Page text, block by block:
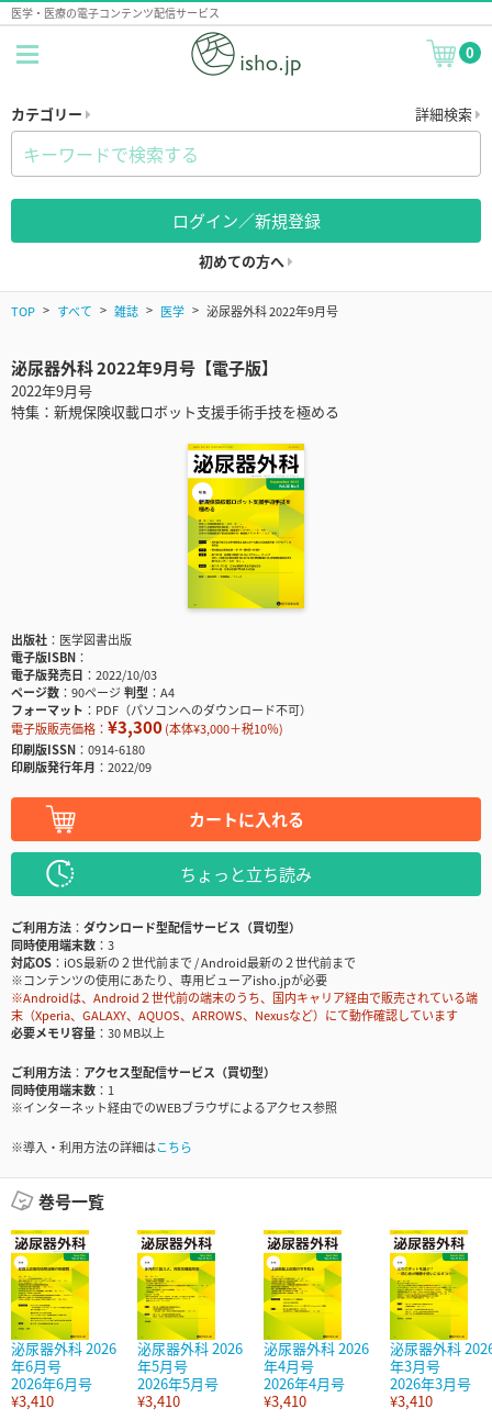
医学・医療の電子コンテンツ配信サービス
0
カテゴリー 詳細検索
ログイン／新規登録
初めての方へ
TOP すべて 雑誌 医学 泌尿器外科 2022年9月号
泌尿器外科 2022年9月号【電子版】
2022年9月号
特集：新規保険収載ロボット支援手術手技を極める
出版社
医学図書出版
電子版ISBN
電子版発売日
2022/10/03
ページ数
90ページ判型
A4
フォーマット
PDF（パソコンへのダウンロード不可）
電子版販売価格： ¥3,300(本体¥3,000＋税10％)
印刷版ISSN
0914-6180
印刷版発行年月
2022/09
カートに入れる
ちょっと立ち読み
ご利用方法
ダウンロード型配信サービス（買切型）
同時使用端末数
3
対応OS
iOS最新の２世代前まで / Android最新の２世代前まで
※コンテンツの使用にあたり、専用ビューアisho.jpが必要
※Androidは、Android２世代前の端末のうち、国内キャリア経由で販売されている端
末（Xperia、GALAXY、AQUOS、ARROWS、Nexusなど）にて動作確認しています
必要メモリ容量
30 MB以上
ご利用方法
アクセス型配信サービス（買切型）
同時使用端末数
1
※インターネット経由でのWEBブラウザによるアクセス参照
※導入・利用方法の詳細はこちら
巻号一覧
泌尿器外科 2026
年6月号
2026年6月号
¥3,410
泌尿器外科 2026
年5月号
2026年5月号
¥3,410
泌尿器外科 2026
年4月号
2026年4月号
¥3,410
泌尿器外科
年3月号
2026年3月号
¥3,410